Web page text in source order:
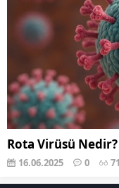
Rota Virüsü
16.06.2025 0